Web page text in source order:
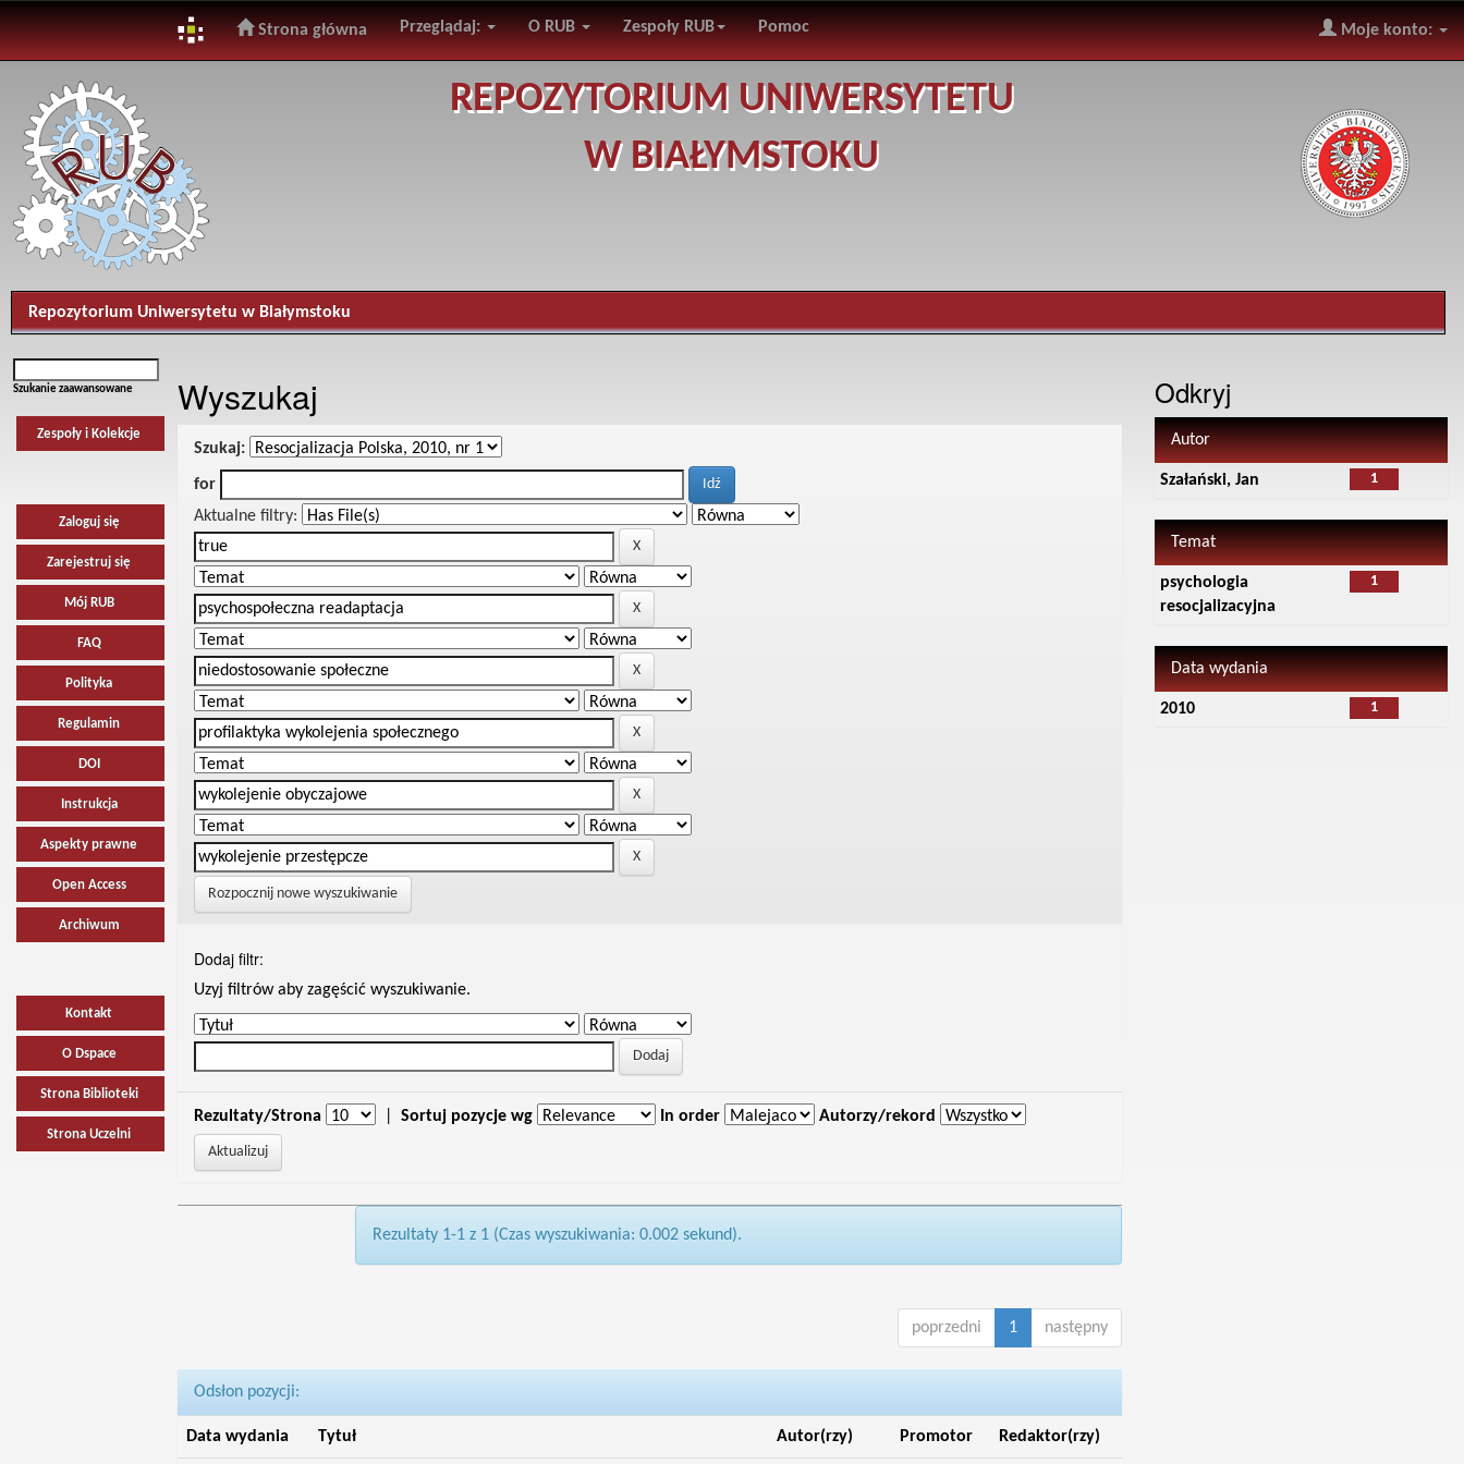
navigation
Strona główna Przeglądaj: O RUB Zespoły RUB Pomoc Moje konto:
REPOZYTORIUM UNIWERSYTETU
W BIAŁYMSTOKU
Repozytorium Uniwersytetu w Białymstoku
Szukanie zaawansowane
Zespoły i Kolekcje
Zaloguj się
Zarejestruj się
Mój RUB
FAQ
Polityka
Regulamin
DOI
Instrukcja
Aspekty prawne
Open Access
Archiwum
Kontakt
O Dspace
Strona Biblioteki
Strona Uczelni
Wyszukaj
Szukaj:
for
Aktualne filtry:
Rozpocznij nowe wyszukiwanie
Dodaj filtr:
Uzyj filtrów aby zagęścić wyszukiwanie.
Rezultaty/Strona Sortuj pozycje wg In order Autorzy/rekord
Rezultaty 1-1 z 1 (Czas wyszukiwania: 0.002 sekund).
poprzedni 1 następny
Odsłon pozycji:
Data wydania Tytuł Autor(rzy) Promotor Redaktor(rzy)
Odkryj
Autor
1
Szałański, Jan
Temat
1
psychologia
resocjalizacyjna
Data wydania
1
2010